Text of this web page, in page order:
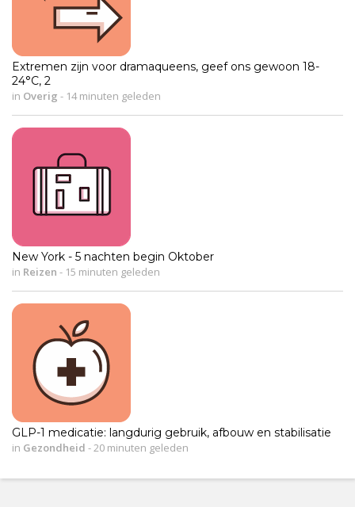
Extremen zijn voor dramaqueens, geef ons gewoon 18-
24°C, 2
in Overig - 14 minuten geleden
New York - 5 nachten begin Oktober
in Reizen - 15 minuten geleden
GLP-1 medicatie: langdurig gebruik, afbouw en stabilisatie
in Gezondheid - 20 minuten geleden